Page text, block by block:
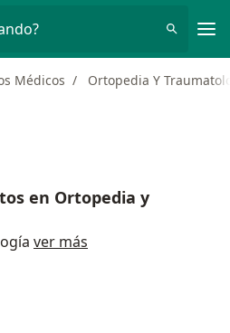
Médicos Ortopedia Y
en Ortopedia y
ver más